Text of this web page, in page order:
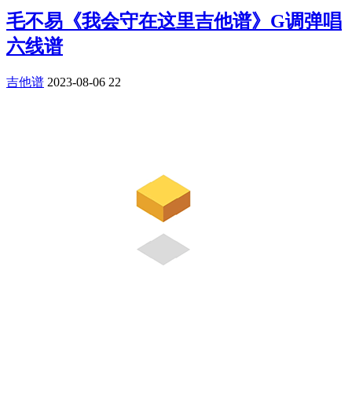
毛不易《我会守在这里吉他谱》G调弹唱
六线谱
吉他谱 2023-08-06 22